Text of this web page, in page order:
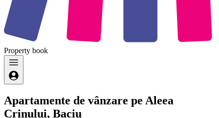
Property book
Apartamente de vânzare pe Aleea
Crinului, Baciu